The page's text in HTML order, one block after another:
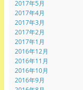
2017年5月
2017年4月
2017年3月
2017年2月
2017年1月
2016年12月
2016年11月
2016年10月
2016年9月